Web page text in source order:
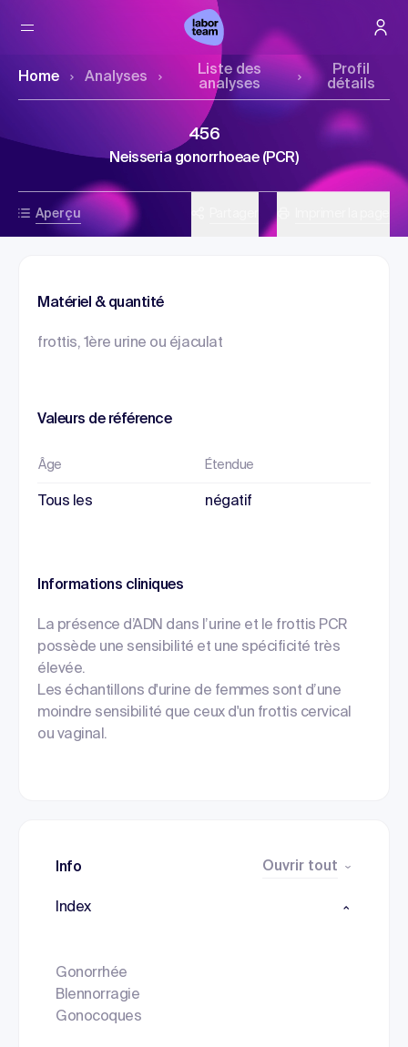
Home Analyses
Liste des
analyses
Profil
détails
Aperçu
456
Neisseria gonorrhoeae (PCR)
Matériel & quantité
frottis, 1ère urine ou éjaculat
Valeurs de référence
Âge Étendue
Tous les négatif
Informations cliniques
La présence d’ADN dans l’urine et le frottis PCR
possède une sensibilité et une spécificité très
élevée.
Les échantillons d'urine de femmes sont d’une
moindre sensibilité que ceux d'un frottis cervical
ou vaginal.
Info Ouvrir tout
Index
Gonorrhée
Blennorragie
Gonocoques